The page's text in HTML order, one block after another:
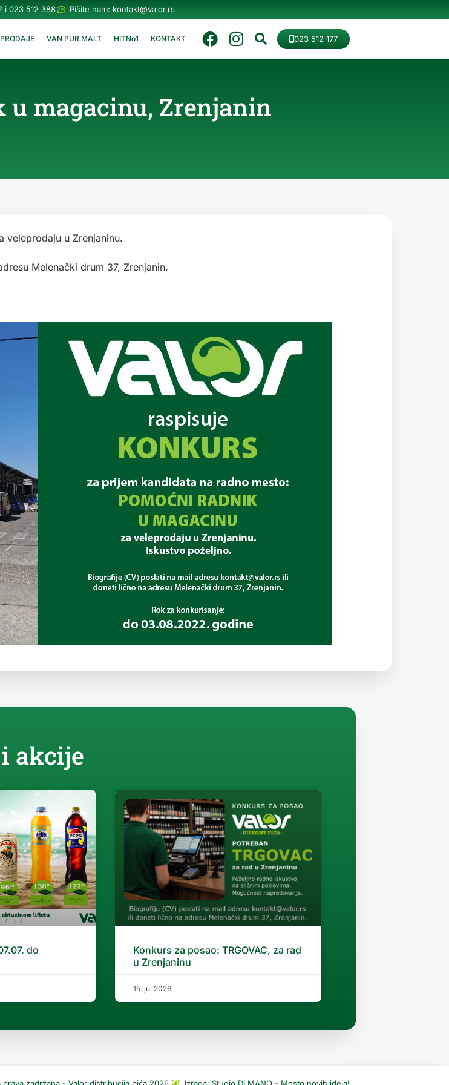
i 023 512 388 Pišite nam: kontakt@valor.rs
VAN PUR MALT HITNo1 KONTAKT 023 512 177
u magacinu, Zrenjanin
veleprodaju u Zrenjaninu.
Melenački drum 37, Zrenjanin.
akcije
do
Konkurs za posao: TRGOVAC, za rad
u Zrenjaninu
15. jul 2026.